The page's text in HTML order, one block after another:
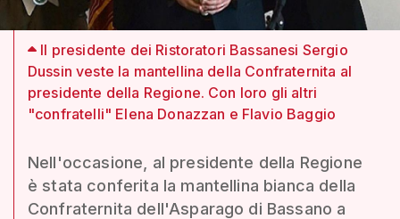
Il presidente dei Ristoratori Bassanesi Sergio
Dussin veste la mantellina della Confraternita al
presidente della Regione. Con loro gli altri
"confratelli" Elena Donazzan e Flavio Baggio
Nell'occasione, al presidente della Regione
è stata conferita la mantellina bianca della
Confraternita dell'Asparago di Bassano a